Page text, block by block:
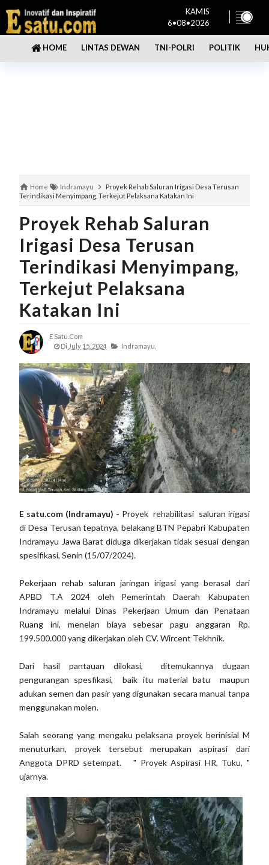
KAMIS
6•08•2026
HOME LINTAS DEWAN TNI-POLRI POLITIK
Home Indramayu
Proyek Rehab Saluran Irigasi Desa Terusan
Terindikasi Menyimpang, Terkejut Pelaksana Katakan Ini
Proyek Rehab Saluran
Irigasi Desa Terusan
Terindikasi Menyimpang,
Terkejut Pelaksana
Katakan Ini
E Satu.com
Di July 15, 2024 Indramayu,
E satu.com (Indramayu) - Proyek rehabilitasi saluran irigasi
di Desa Terusan tepatnya, belakang BTN Pepabri Kabupaten
Indramayu Jawa Barat diduga dikerjakan tidak sesuai dengan
spesifikasi, Senin (15/07/2024).
Pekerjaan rehab saluran jaringan irigasi yang berasal dari
APBD T.A 2024 oleh Pemerintah Daerah Kabupaten
Indramayu melalui Dinas Pekerjaan Umum dan Penataan
Ruang ini, menelan biaya sebesar pagu anggaran Rp.
199.500.000 yang dikerjakan oleh CV. Wircent Tekhnik.
Dari hasil pantauan dilokasi, ditemukannya dugaan
pengurangan spesfikasi, baik itu material batu maupun
adukan semen dan pasir yang digunakan secara manual tanpa
menggunakan molen.
Salah seorang yang mengaku pelaksana proyek berinisial M
menuturkan, proyek tersebut merupakan aspirasi dari
Anggota DPRD setempat. " Proyek Aspirasi HR, Tuku, "
ujarnya.